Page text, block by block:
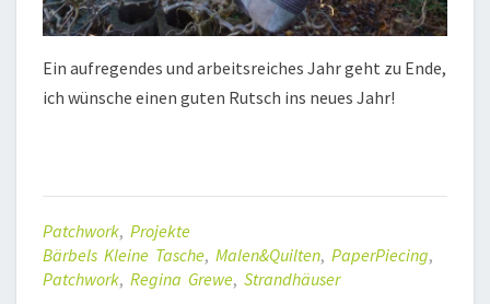
Ein aufregendes und arbeitsreiches Jahr geht zu Ende,
ich wünsche einen guten Rutsch ins neues Jahr!
Patchwork, Projekte
Bärbels Kleine Tasche, Malen&Quilten, PaperPiecing,
Patchwork, Regina Grewe, Strandhäuser